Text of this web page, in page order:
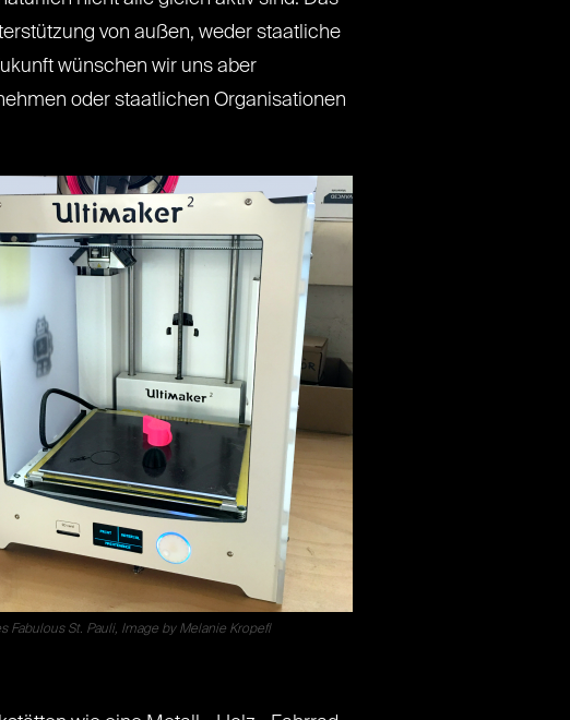
von außen, weder staatliche
wünschen wir uns aber
oder staatlichen Organisationen
Fabulous St. Pauli, Image by Melanie Kropefl